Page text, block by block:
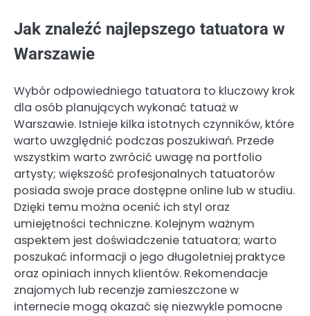
Jak znaleźć najlepszego tatuatora w
Warszawie
Wybór odpowiedniego tatuatora to kluczowy krok
dla osób planujących wykonać tatuaż w
Warszawie. Istnieje kilka istotnych czynników, które
warto uwzględnić podczas poszukiwań. Przede
wszystkim warto zwrócić uwagę na portfolio
artysty; większość profesjonalnych tatuatorów
posiada swoje prace dostępne online lub w studiu.
Dzięki temu można ocenić ich styl oraz
umiejętności techniczne. Kolejnym ważnym
aspektem jest doświadczenie tatuatora; warto
poszukać informacji o jego długoletniej praktyce
oraz opiniach innych klientów. Rekomendacje
znajomych lub recenzje zamieszczone w
internecie mogą okazać się niezwykle pomocne